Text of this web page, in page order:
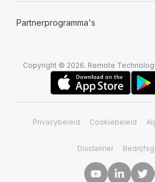
Partnerprogramma's
Copyright © 2026. Remote
Privacybeleid Cookiebeleid
Disclaimer